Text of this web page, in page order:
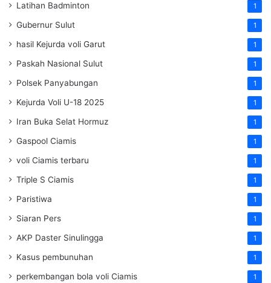
Latihan Badminton 1
Gubernur Sulut 1
hasil Kejurda voli Garut 1
Paskah Nasional Sulut 1
Polsek Panyabungan 1
Kejurda Voli U-18 2025 1
Iran Buka Selat Hormuz 1
Gaspool Ciamis 1
voli Ciamis terbaru 1
Triple S Ciamis 1
Paristiwa 1
Siaran Pers 1
AKP Daster Sinulingga 1
Kasus pembunuhan 1
perkembangan bola voli Ciamis 1